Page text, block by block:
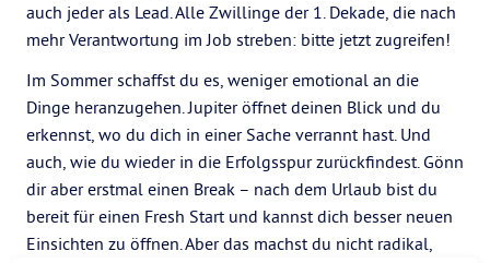
auch jeder als Lead. Alle Zwillinge der 1. Dekade, die nach
mehr Verantwortung im Job streben: bitte jetzt zugreifen!
Im Sommer schaffst du es, weniger emotional an die
Dinge heranzugehen. Jupiter öffnet deinen Blick und du
erkennst, wo du dich in einer Sache verrannt hast. Und
auch, wie du wieder in die Erfolgsspur zurückfindest. Gönn
dir aber erstmal einen Break – nach dem Urlaub bist du
bereit für einen Fresh Start und kannst dich besser neuen
Einsichten zu öffnen. Aber das machst du nicht radikal,